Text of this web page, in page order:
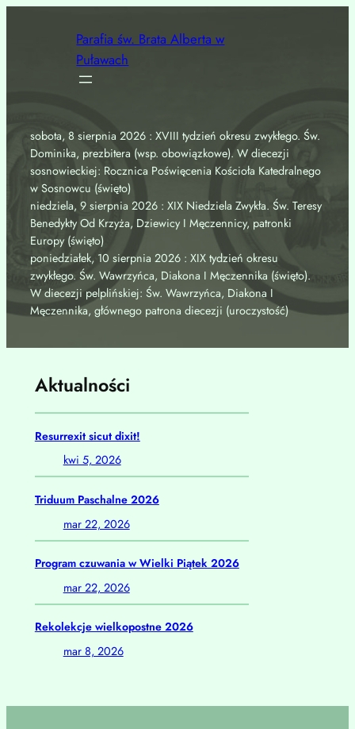
Parafia św. Brata Alberta w
Puławach
sobota, 8 sierpnia 2026 : XVIII tydzień okresu zwykłego. Św.
Dominika, prezbitera (wsp. obowiązkowe). W diecezji
sosnowieckiej: Rocznica Poświęcenia Kościoła Katedralnego
w Sosnowcu (święto)
niedziela, 9 sierpnia 2026 : XIX Niedziela Zwykła. Św. Teresy
Benedykty Od Krzyża, Dziewicy I Męczennicy, patronki
Europy (święto)
poniedziałek, 10 sierpnia 2026 : XIX tydzień okresu
zwykłego. Św. Wawrzyńca, Diakona I Męczennika (święto).
W diecezji pelplińskiej: Św. Wawrzyńca, Diakona I
Męczennika, głównego patrona diecezji (uroczystość)
Aktualności
Resurrexit sicut dixit!
kwi 5, 2026
Triduum Paschalne 2026
mar 22, 2026
Program czuwania w Wielki Piątek 2026
mar 22, 2026
Rekolekcje wielkopostne 2026
mar 8, 2026